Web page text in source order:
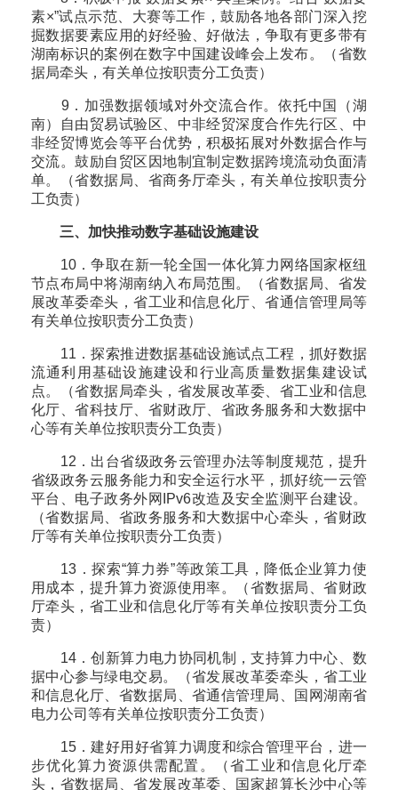
素×”试点示范、大赛等工作，鼓励各地各部门深入挖
掘数据要素应用的好经验、好做法，争取有更多带有
湖南标识的案例在数字中国建设峰会上发布。（省数
据局牵头，有关单位按职责分工负责）
9．加强数据领域对外交流合作。依托中国（湖
南）自由贸易试验区、中非经贸深度合作先行区、中
非经贸博览会等平台优势，积极拓展对外数据合作与
交流。鼓励自贸区因地制宜制定数据跨境流动负面清
单。（省数据局、省商务厅牵头，有关单位按职责分
工负责）
三、加快推动数字基础设施建设
10．争取在新一轮全国一体化算力网络国家枢纽
节点布局中将湖南纳入布局范围。（省数据局、省发
展改革委牵头，省工业和信息化厅、省通信管理局等
有关单位按职责分工负责）
11．探索推进数据基础设施试点工程，抓好数据
流通利用基础设施建设和行业高质量数据集建设试
点。（省数据局牵头，省发展改革委、省工业和信息
化厅、省科技厅、省财政厅、省政务服务和大数据中
心等有关单位按职责分工负责）
12．出台省级政务云管理办法等制度规范，提升
省级政务云服务能力和安全运行水平，抓好统一云管
平台、电子政务外网IPv6改造及安全监测平台建设。
（省数据局、省政务服务和大数据中心牵头，省财政
厅等有关单位按职责分工负责）
13．探索“算力券”等政策工具，降低企业算力使
用成本，提升算力资源使用率。（省数据局、省财政
厅牵头，省工业和信息化厅等有关单位按职责分工负
责）
14．创新算力电力协同机制，支持算力中心、数
据中心参与绿电交易。（省发展改革委牵头，省工业
和信息化厅、省数据局、省通信管理局、国网湖南省
电力公司等有关单位按职责分工负责）
15．建好用好省算力调度和综合管理平台，进一
步优化算力资源供需配置。（省工业和信息化厅牵
头，省数据局、省发展改革委、国家超算长沙中心等